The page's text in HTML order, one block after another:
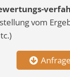
vom